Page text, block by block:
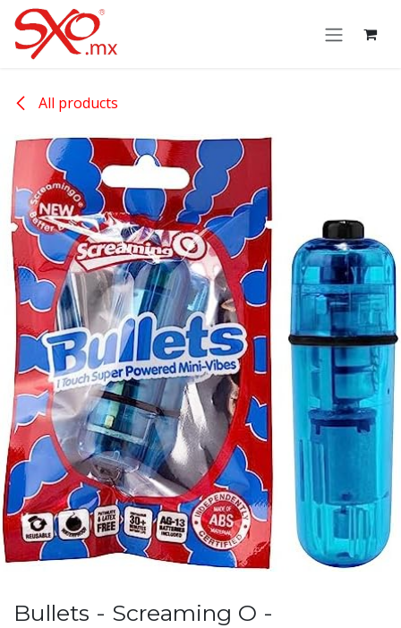
Skip to Content
All products
Bullets - Screaming O -